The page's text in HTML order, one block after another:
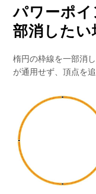
パワーポ
部消したい
楕円の枠線を一部消
が通用せず、頂点を